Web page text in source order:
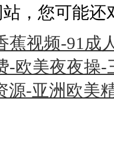
，您可能还
蕉视频-91成
-欧美夜夜操
源-亚洲欧美